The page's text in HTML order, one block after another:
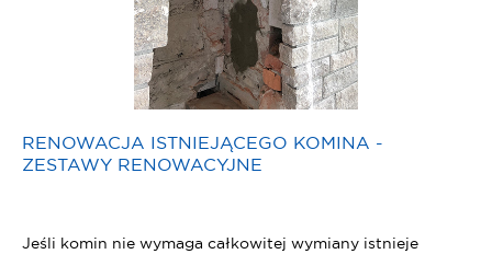
RENOWACJA ISTNIEJĄCEGO KOMINA -
ZESTAWY RENOWACYJNE
Jeśli komin nie wymaga całkowitej wymiany istnieje